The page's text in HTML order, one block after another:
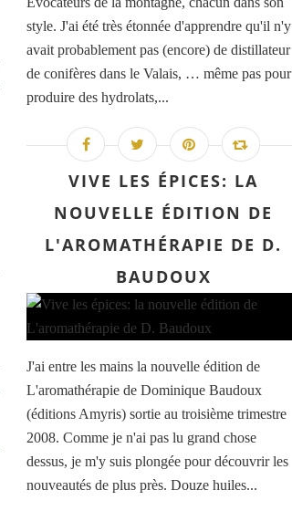
style. J'ai été très étonnée d'apprendre qu'il n'y
avait probablement pas (encore) de distillateur
de conifères dans le Valais, … même pas pour
produire des hydrolats,...
VIVE LES ÉPICES: LA
NOUVELLE ÉDITION DE
L'AROMATHÉRAPIE DE D.
BAUDOUX
J'ai entre les mains la nouvelle édition de
L'aromathérapie de Dominique Baudoux
(éditions Amyris) sortie au troisième trimestre
2008. Comme je n'ai pas lu grand chose
dessus, je m'y suis plongée pour découvrir les
nouveautés de plus près. Douze huiles...